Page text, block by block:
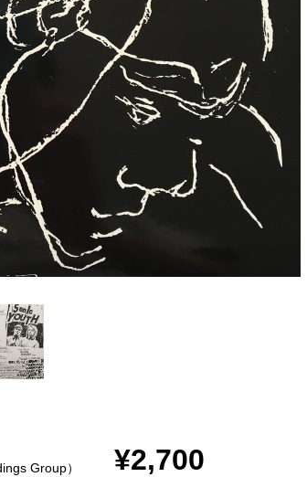
Group）
¥2,700